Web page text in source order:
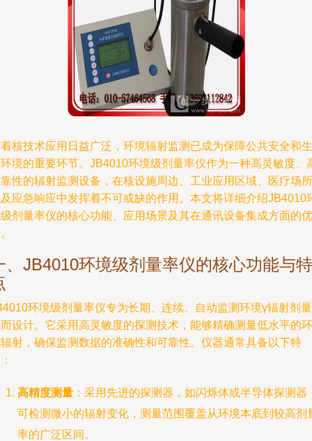
核技术应用日益广泛，环境辐射监测已成为保障公共安全和生
境的重要环节。JB4010环境级剂量率仪作为一种高灵敏度、
性的辐射监测设备，在核设施周边、工业应用区域、医疗场所
应急响应中发挥着不可或缺的作用。本文将详细介绍JB4010
剂量率仪的核心功能、应用场景及其在通讯设备集成方面的优
、JB4010环境级剂量率仪的核心功能与特
环境级剂量率仪专为长期、连续、自动监测环境γ辐射剂量
设计。它采用高灵敏度的探测技术，能够精确测量低水平的环
射，确保监测数据的准确性和可靠性。仪器通常具备以下特
高精度测量 ：采用先进的探测器，如闪烁体或半导体探测器
可检测微小的辐射变化，测量范围覆盖从环境本底到较高剂
率的广泛区间。